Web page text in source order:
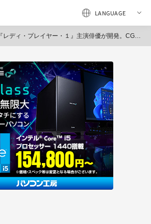
『レディ・プレイヤー・１』主演俳優が開発。CGキャラクターを自動で実写に合成するAIツール「Wonder Studio」が登場。プロダクションにどんな変化をもたらすか現場目線で考察。